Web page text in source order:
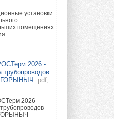
установки
помещениях
2026 -
трубопроводов
ГОРЫНЫЧ.
pdf,
2026 -